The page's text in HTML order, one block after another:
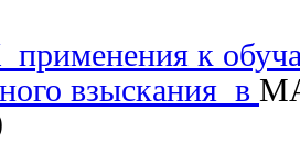
к
взыскания в